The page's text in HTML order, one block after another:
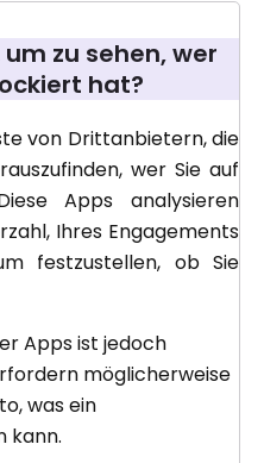
zu sehen, wer
hat?
von Drittanbietern, die
wer Sie auf
Apps analysieren
Ihres Engagements
festzustellen, ob Sie
Apps ist jedoch
möglicherweise
was ein
kann.